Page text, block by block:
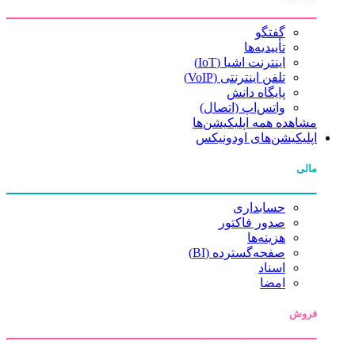
گفتگو
تأییدیه‌ها
اینترنت اشیا (IoT)
تلفن اینترنتی (VoIP)
پایگاه دانش
واتس‌اپ (اتصال)
مشاهده همه اپلیکیشن‌ها
اپلیکیشن‌های اودونیکس
مالی
حسابداری
صدور فاکتور
هزینه‌ها
صفحه‌گسترده (BI)
اسناد
امضا
فروش